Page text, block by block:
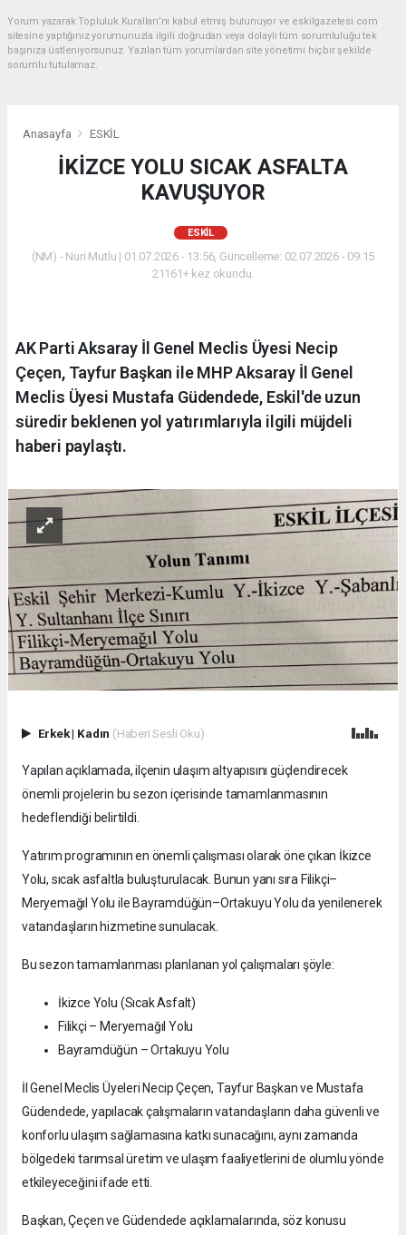
Yorum yazarak Topluluk Kuralları’nı kabul etmiş bulunuyor ve eskilgazetesi.com
sitesine yaptığınız yorumunuzla ilgili doğrudan veya dolaylı tüm sorumluluğu tek
başınıza üstleniyorsunuz. Yazılan tüm yorumlardan site yönetimi hiçbir şekilde
sorumlu tutulamaz.
Anasayfa ESKİL
İKİZCE YOLU SICAK ASFALTA
KAVUŞUYOR
ESKİL
(NM) - Nuri Mutlu | 01.07.2026 - 13:56, Güncelleme: 02.07.2026 - 09:15
21161+ kez okundu.
AK Parti Aksaray İl Genel Meclis Üyesi Necip
Çeçen, Tayfur Başkan ile MHP Aksaray İl Genel
Meclis Üyesi Mustafa Güdendede, Eskil'de uzun
süredir beklenen yol yatırımlarıyla ilgili müjdeli
haberi paylaştı.
Erkek| Kadın (Haberi Sesli Oku)
Yapılan açıklamada, ilçenin ulaşım altyapısını güçlendirecek
önemli projelerin bu sezon içerisinde tamamlanmasının
hedeflendiği belirtildi.
Yatırım programının en önemli çalışması olarak öne çıkan İkizce
Yolu, sıcak asfaltla buluşturulacak. Bunun yanı sıra Filikçi–
Meryemağıl Yolu ile Bayramdüğün–Ortakuyu Yolu da yenilenerek
vatandaşların hizmetine sunulacak.
Bu sezon tamamlanması planlanan yol çalışmaları şöyle:
İkizce Yolu (Sıcak Asfalt)
Filikçi – Meryemağıl Yolu
Bayramdüğün – Ortakuyu Yolu
İl Genel Meclis Üyeleri Necip Çeçen, Tayfur Başkan ve Mustafa
Güdendede, yapılacak çalışmaların vatandaşların daha güvenli ve
konforlu ulaşım sağlamasına katkı sunacağını, aynı zamanda
bölgedeki tarımsal üretim ve ulaşım faaliyetlerini de olumlu yönde
etkileyeceğini ifade etti.
Başkan, Çeçen ve Güdendede açıklamalarında, söz konusu